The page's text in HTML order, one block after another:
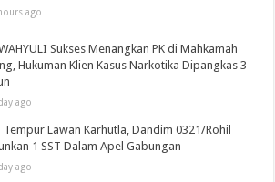
ago
Sukses Menangkan PK di Mahkamah
Hukuman Klien Kasus Narkotika Dipangkas 3
ago
Tempur Lawan Karhutla, Dandim 0321/Rohil
1 SST Dalam Apel Gabungan
ago